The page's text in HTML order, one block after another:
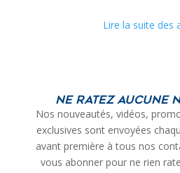
Lire la suite des
Ne ratez aucune
Nos nouveautés, vidéos,
exclusives sont envoyées
avant première à tous nos
vous abonner pour ne rien